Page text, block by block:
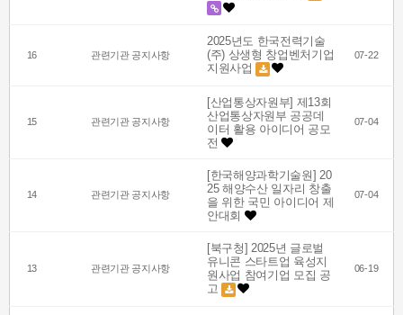
16 관련기관 공지사항
2025년도 한국전력기술
(주) 상생형 창업벤처기업
지원사업
07-22
15 관련기관 공지사항
[산업통상자원부] 제13회
산업통상자원부 공공데
이터 활용 아이디어 공모
전
07-04
14 관련기관 공지사항
[한국해양과학기술원] 20
25 해양수산 일자리 창출
을 위한 국민 아이디어 제
안대회
07-04
13 관련기관 공지사항
[북구청] 2025년 글로벌
유니콘 스타트업 육성지
원사업 참여기업 모집 공
고
06-19